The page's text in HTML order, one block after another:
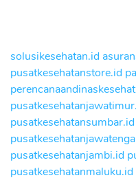
solusikesehatan.id
pusatkesehatanstore.id
pusatkesehatansumbar.id
pusatkesehatanjambi.id
pusatkesehatanmaluku.id